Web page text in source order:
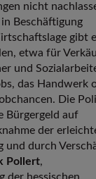
nicht
Beschäftigung
gibt
etwa für
und
das Handwerk
Die
Bürgergeld auf
der
und durch
Pollert,